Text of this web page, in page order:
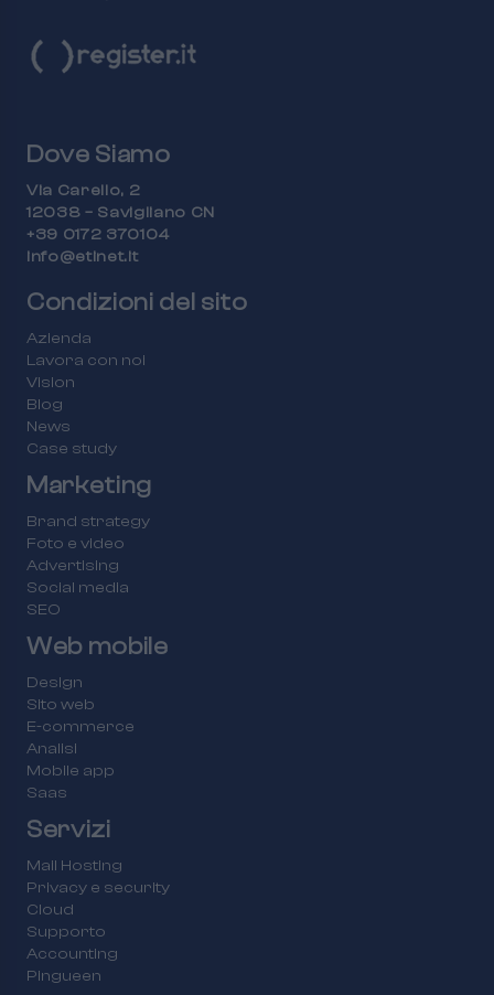
Dove Siamo
Via Carello, 2
12038 – Savigliano CN
+39 0172 370104
info@etinet.it
Condizioni del sito
Azienda
Lavora con noi
Vision
Blog
News
Case study
Marketing
Brand strategy
Foto e video
Advertising
Social media
SEO
Web mobile
Design
Sito web
E-commerce
Analisi
Mobile app
Saas
Servizi
Mail Hosting
Privacy e security
Cloud
Supporto
Accounting
Pingueen